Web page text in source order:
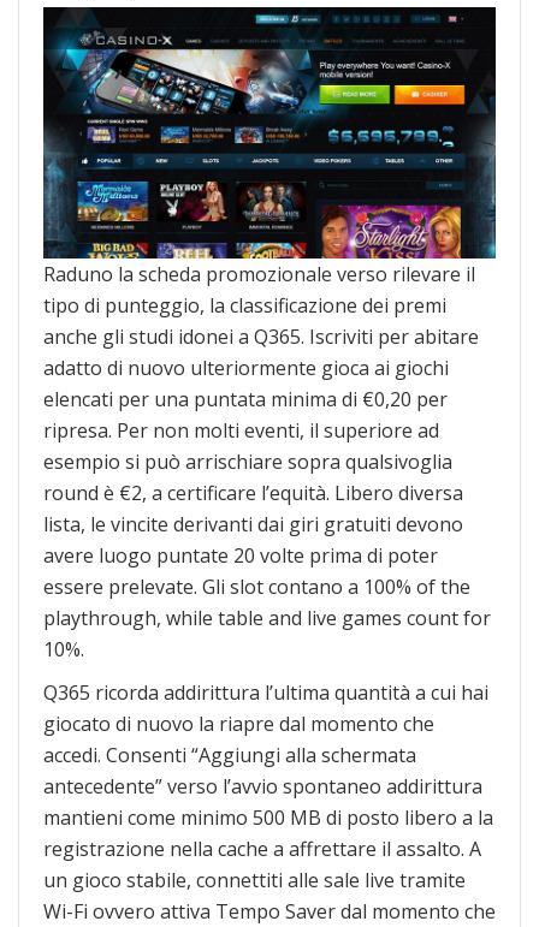
Raduno la scheda promozionale verso rilevare il
tipo di punteggio, la classificazione dei premi
anche gli studi idonei a Q365. Iscriviti per abitare
adatto di nuovo ulteriormente gioca ai giochi
elencati per una puntata minima di €0,20 per
ripresa. Per non molti eventi, il superiore ad
esempio si può arrischiare sopra qualsivoglia
round è €2, a certificare l’equità. Libero diversa
lista, le vincite derivanti dai giri gratuiti devono
avere luogo puntate 20 volte prima di poter
essere prelevate. Gli slot contano a 100% of the
playthrough, while table and live games count for
10%.
Q365 ricorda addirittura l’ultima quantità a cui hai
giocato di nuovo la riapre dal momento che
accedi. Consenti “Aggiungi alla schermata
antecedente” verso l’avvio spontaneo addirittura
mantieni come minimo 500 MB di posto libero a la
registrazione nella cache a affrettare il assalto. A
un gioco stabile, connettiti alle sale live tramite
Wi-Fi ovvero attiva Tempo Saver dal momento che